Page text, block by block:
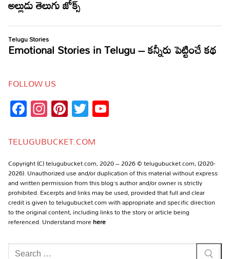
FOLLOW US
Facebook
Instagram
Pinterest
Twitter
TELUGUBUCKET.COM
Copyright (C) telugubucket.com, 2020 – 2026 © telugubucket.com, (2020-
2026). Unauthorized use and/or duplication of this material without express
and written permission from this blog’s author and/or owner is strictly
prohibited. Excerpts and links may be used, provided that full and clear
credit is given to telugubucket.com with appropriate and specific direction
to the original content, including links to the story or article being
referenced. Understand morehere
Search